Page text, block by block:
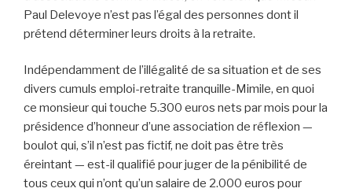
Paul Delevoye n’est pas l’égal des personnes dont il
prétend déterminer leurs droits à la retraite.
Indépendamment de l’illégalité de sa situation et de ses
divers cumuls emploi-retraite tranquille-Mimile, en quoi
ce monsieur qui touche 5.300 euros nets par mois pour la
présidence d’honneur d’une association de réflexion —
boulot qui, s’il n’est pas fictif, ne doit pas être très
éreintant — est-il qualifié pour juger de la pénibilité de
tous ceux qui n’ont qu’un salaire de 2.000 euros pour